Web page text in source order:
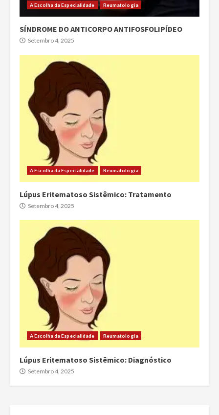
A Escolha da Especialidade Reumatologia
SÍNDROME DO ANTICORPO ANTIFOSFOLIPÍDEO
Setembro 4, 2025
A Escolha da Especialidade Reumatologia
Lúpus Eritematoso Sistêmico: Tratamento
Setembro 4, 2025
A Escolha da Especialidade Reumatologia
Lúpus Eritematoso Sistêmico: Diagnóstico
Setembro 4, 2025